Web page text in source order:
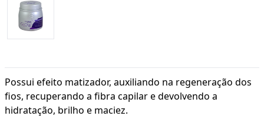
Possui efeito matizador, auxiliando na regeneração dos
fios, recuperando a fibra capilar e devolvendo a
hidratação, brilho e maciez.